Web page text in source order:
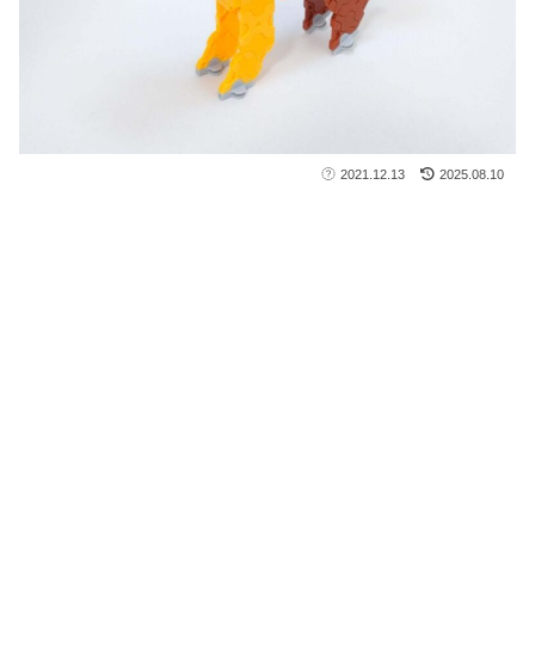
2021.12.13 2025.08.10